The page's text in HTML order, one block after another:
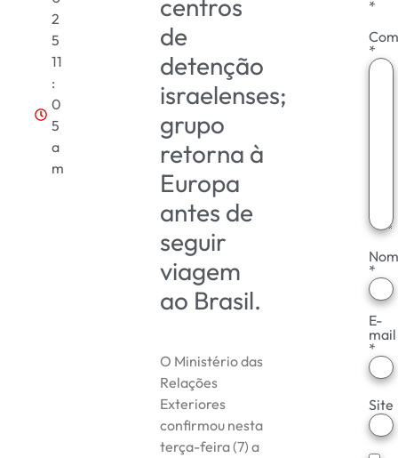
2
5
11
:
0
5
a
m
centros
de
detenção
israelenses;
grupo
retorna à
Europa
antes de
seguir
viagem
ao Brasil.
O Ministério das
Relações
Exteriores
confirmou nesta
terça-feira (7) a
*
*
*
E-
mail
*
Site